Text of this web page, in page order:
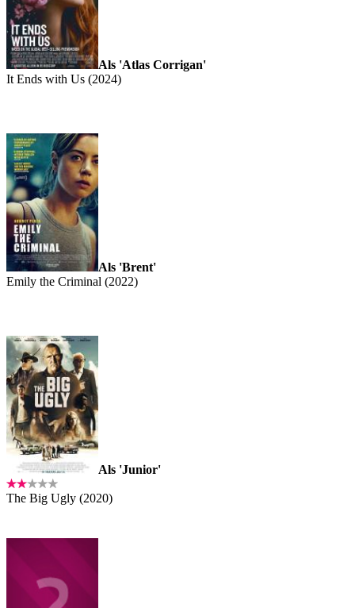
Als 'Atlas Corrigan'
It Ends with Us (2024)
Als 'Brent'
Emily the Criminal (2022)
Als 'Junior'
The Big Ugly (2020)